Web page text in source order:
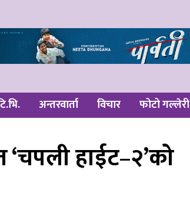
अन्तरवार्ता विचार फोटो गल्लेरी
‘चपली हाईट–२’को